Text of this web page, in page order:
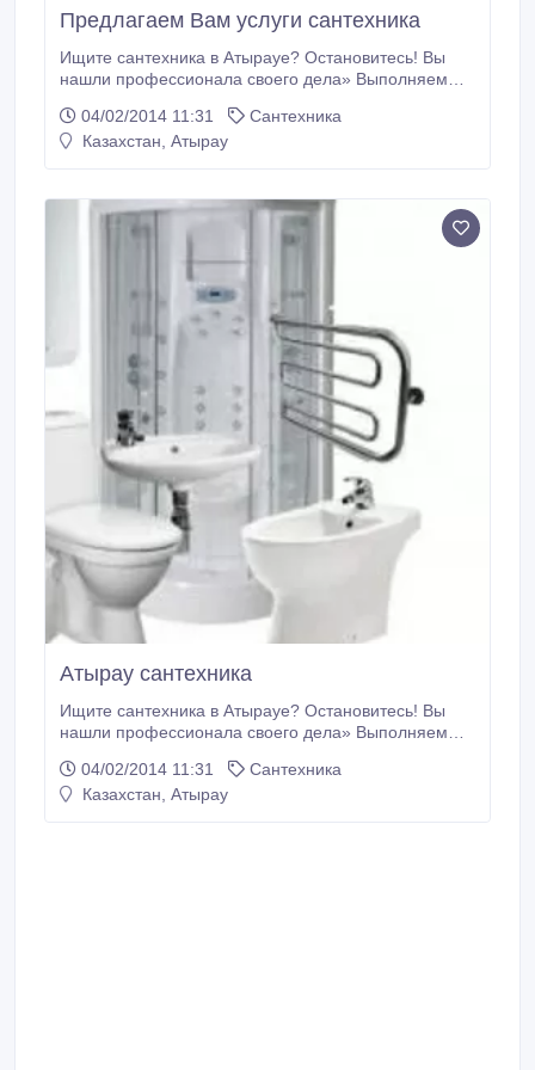
Предлагаем Вам услуги сантехника
Ищите сантехника в Атырауе? Остановитесь! Вы
нашли профессионала своего дела» Выполняем
удовольствием поработаем как в квартирах, так и в
частных домах, коттеджах, дачах, и прочих
Установка радиаторов, теплые полы, газовые печи,
напольные конвекторы, теплые завесы.
04/02/2014 11:31
Сантехника
Казахстан, Атырау
Атырау сантехника
Ищите сантехника в Атырауе? Остановитесь! Вы
нашли профессионала своего дела» Выполняем
удовольствием поработаем как в квартирах, так и в
частных домах, коттеджах, дачах, и прочих
04/02/2014 11:31
Сантехника
Казахстан, Атырау